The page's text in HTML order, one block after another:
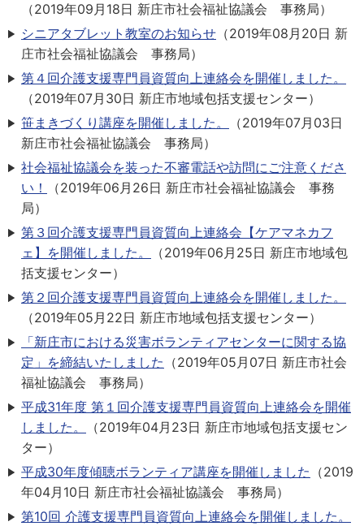
（2019年09月18日 新庄市社会福祉協議会 事務局）
シニアタブレット教室のお知らせ （2019年08月20日 新
庄市社会福祉協議会 事務局）
第４回介護支援専門員資質向上連絡会を開催しました。
（2019年07月30日 新庄市地域包括支援センター）
笹まきづくり講座を開催しました。
（2019年07月03日
新庄市社会福祉協議会 事務局）
社会福祉協議会を装った不審電話や訪問にご注意くださ
い！
（2019年06月26日 新庄市社会福祉協議会 事務
局）
第３回介護支援専門員資質向上連絡会【ケアマネカフ
ェ】を開催しました。
（2019年06月25日 新庄市地域包
括支援センター）
第２回介護支援専門員資質向上連絡会を開催しました。
（2019年05月22日 新庄市地域包括支援センター）
「新庄市における災害ボランティアセンターに関する協
定」を締結いたしました （2019年05月07日 新庄市社会
福祉協議会 事務局）
平成31年度 第１回介護支援専門員資質向上連絡会を開催
しました。
（2019年04月23日 新庄市地域包括支援セン
ター）
平成30年度傾聴ボランティア講座を開催しました （2019
年04月10日 新庄市社会福祉協議会 事務局）
第10回 介護支援専門員資質向上連絡会を開催しました。